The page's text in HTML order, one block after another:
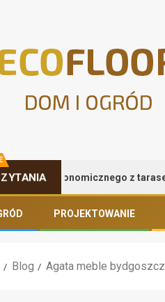
gastronomicznego z tarasem
PROJEKTOWANIE
Blog Agata meble bydgoszcz